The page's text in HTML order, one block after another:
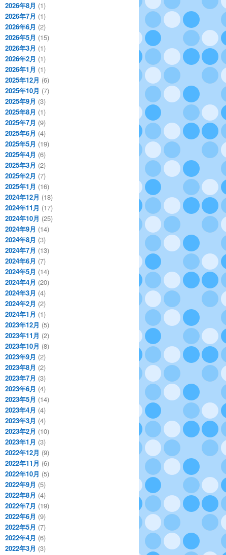
2026年8月 (1)
2026年7月 (1)
2026年6月 (2)
2026年5月 (15)
2026年3月 (1)
2026年2月 (1)
2026年1月 (1)
2025年12月 (6)
2025年10月 (7)
2025年9月 (3)
2025年8月 (1)
2025年7月 (9)
2025年6月 (4)
2025年5月 (19)
2025年4月 (6)
2025年3月 (2)
2025年2月 (7)
2025年1月 (16)
2024年12月 (18)
2024年11月 (17)
2024年10月 (25)
2024年9月 (14)
2024年8月 (3)
2024年7月 (13)
2024年6月 (7)
2024年5月 (14)
2024年4月 (20)
2024年3月 (4)
2024年2月 (2)
2024年1月 (1)
2023年12月 (5)
2023年11月 (2)
2023年10月 (8)
2023年9月 (2)
2023年8月 (2)
2023年7月 (3)
2023年6月 (4)
2023年5月 (14)
2023年4月 (4)
2023年3月 (4)
2023年2月 (10)
2023年1月 (3)
2022年12月 (9)
2022年11月 (6)
2022年10月 (5)
2022年9月 (5)
2022年8月 (4)
2022年7月 (19)
2022年6月 (9)
2022年5月 (7)
2022年4月 (6)
2022年3月 (3)